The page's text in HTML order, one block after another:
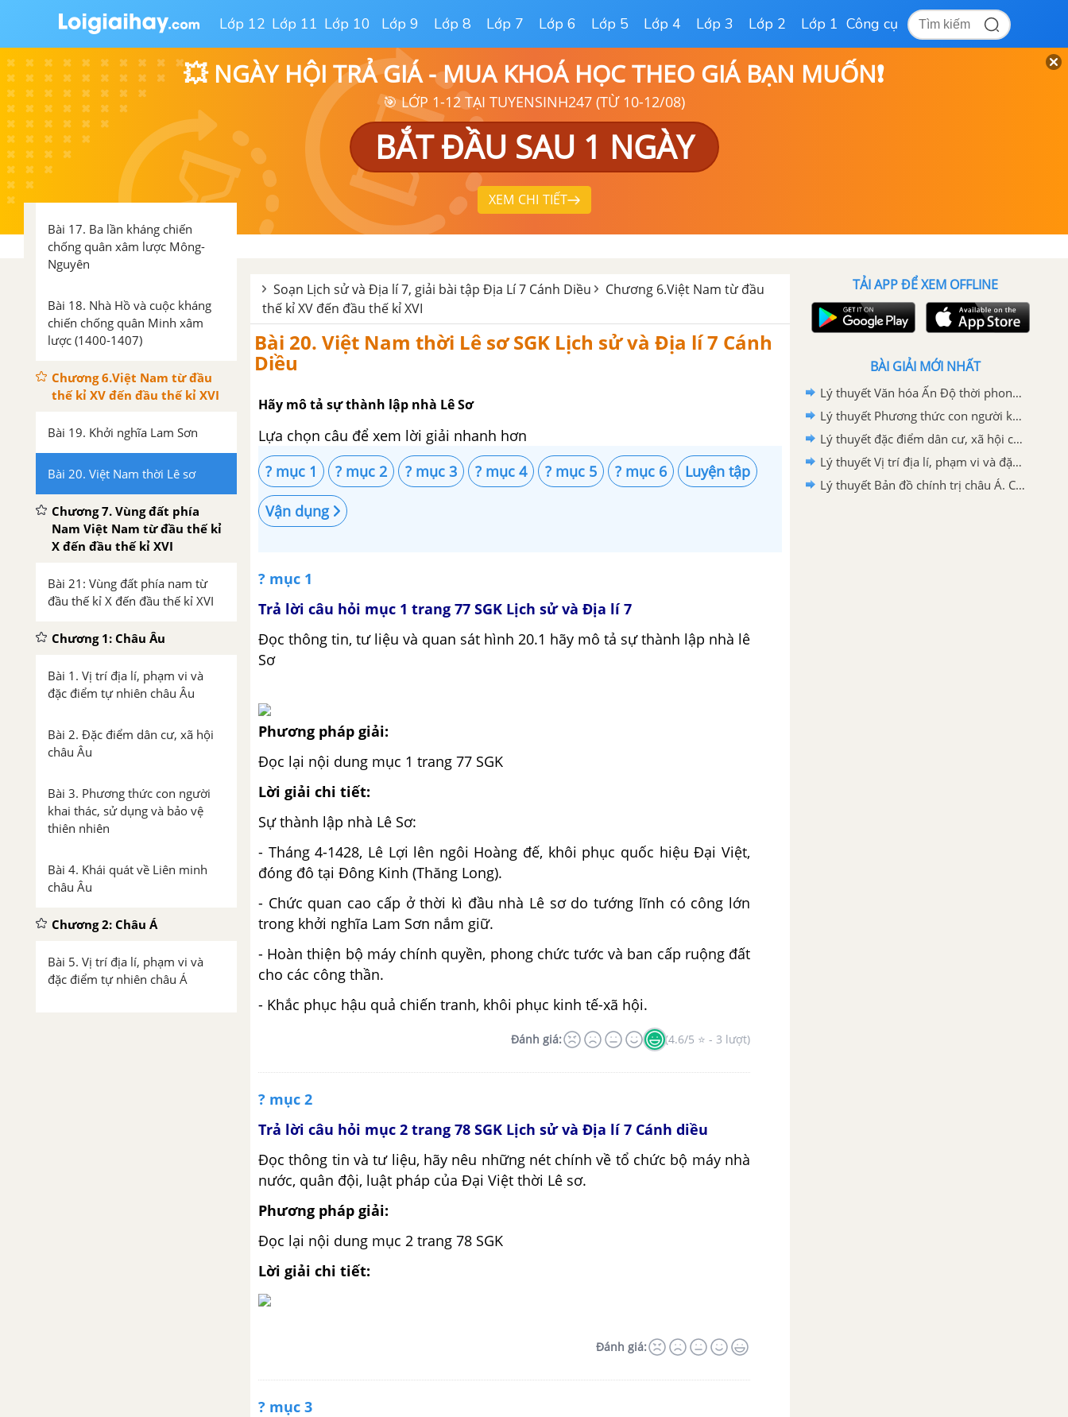
Lớp 12 Lớp 11 Lớp 10 Lớp 9 Lớp 8 Lớp 7 Lớp 6 Lớp 5 Lớp 4 Lớp 3 Lớp 2 Lớp 1 Công cụ
💥 NGÀY HỘI TRẢ GIÁ - MUA KHOÁ HỌC THEO GIÁ BẠN MUỐN❗
🎯 LỚP 1-12 TẠI TUYENSINH247 (TỪ 10-12/08)
BẮT ĐẦU SAU 1 NGÀY
XEM CHI TIẾT
Bài 14. Công cuộc xây dựng và
bảo vệ đất nước thời Lý
Bài 15. Cuộc kháng chiến chống
quân Tống xâm lược của nhà Lý
(1075-1077)
Bài 16. Công cuộc xây dựng đất
nước thời Trần (1226-1400)
Bài 17. Ba lần kháng chiến
chống quân xâm lược Mông-
Nguyên
Bài 18. Nhà Hồ và cuộc kháng
chiến chống quân Minh xâm
lược (1400-1407)
Chương 6.Việt Nam từ đầu
thế kỉ XV đến đầu thế kỉ XVI
Bài 19. Khởi nghĩa Lam Sơn
Bài 20. Việt Nam thời Lê sơ
Chương 7. Vùng đất phía
Nam Việt Nam từ đầu thế kỉ
X đến đầu thế kỉ XVI
Bài 21: Vùng đất phía nam từ
đầu thế kỉ X đến đầu thế kỉ XVI
Chương 1: Châu Âu
Bài 1. Vị trí địa lí, phạm vi và
đặc điểm tự nhiên châu Âu
Bài 2. Đặc điểm dân cư, xã hội
châu Âu
Bài 3. Phương thức con người
khai thác, sử dụng và bảo vệ
thiên nhiên
Bài 4. Khái quát về Liên minh
châu Âu
Chương 2: Châu Á
Bài 5. Vị trí địa lí, phạm vi và
đặc điểm tự nhiên châu Á
Soạn Lịch sử và Địa lí 7, giải bài tập Địa Lí 7 Cánh Diều
Chương 6.Việt Nam từ đầu
thế kỉ XV đến đầu thế kỉ XVI
Bài 20. Việt Nam thời Lê sơ SGK Lịch sử và Địa lí 7 Cánh
Diều
Hãy mô tả sự thành lập nhà Lê Sơ
Lựa chọn câu để xem lời giải nhanh hơn
? mục 1
? mục 2 ? mục 3 ? mục 4 ? mục 5 ? mục 6 Luyện tập
Vận dụng
? mục 1
Trả lời câu hỏi mục 1 trang 77 SGK Lịch sử và Địa lí 7
Đọc thông tin, tư liệu và quan sát hình 20.1 hãy mô tả sự thành lập nhà lê
Sơ
Phương pháp giải:
Đọc lại nội dung mục 1 trang 77 SGK
Lời giải chi tiết:
Sự thành lập nhà Lê Sơ:
- Tháng 4-1428, Lê Lợi lên ngôi Hoàng đế, khôi phục quốc hiệu Đại Việt,
đóng đô tại Đông Kinh (Thăng Long).
- Chức quan cao cấp ở thời kì đầu nhà Lê sơ do tướng lĩnh có công lớn
trong khởi nghĩa Lam Sơn nắm giữ.
- Hoàn thiện bộ máy chính quyền, phong chức tước và ban cấp ruộng đất
cho các công thần.
- Khắc phục hậu quả chiến tranh, khôi phục kinh tế-xã hội.
Đánh giá: (4.6/5 ⭐ - 3 lượt)
? mục 2
Trả lời câu hỏi mục 2 trang 78 SGK Lịch sử và Địa lí 7 Cánh diều
Đọc thông tin và tư liệu, hãy nêu những nét chính về tổ chức bộ máy nhà
nước, quân đội, luật pháp của Đại Việt thời Lê sơ.
Phương pháp giải:
Đọc lại nội dung mục 2 trang 78 SGK
Lời giải chi tiết:
Đánh giá:
? mục 3
TẢI APP ĐỂ XEM OFFLINE
BÀI GIẢI MỚI NHẤT
Lý thuyết Văn hóa Ấn Độ thời phong kiến - Lịch sử 7 Cánh diều
Lý thuyết Phương thức con người khai thác, sử dụng và bảo vệ thiên nhiên - CD
Lý thuyết đặc điểm dân cư, xã hội châu Phi - CD
Lý thuyết Vị trí địa lí, phạm vi và đặc điểm tự nhiên châu Phi
Lý thuyết Bản đồ chính trị châu Á. Các khu vực của châu Á